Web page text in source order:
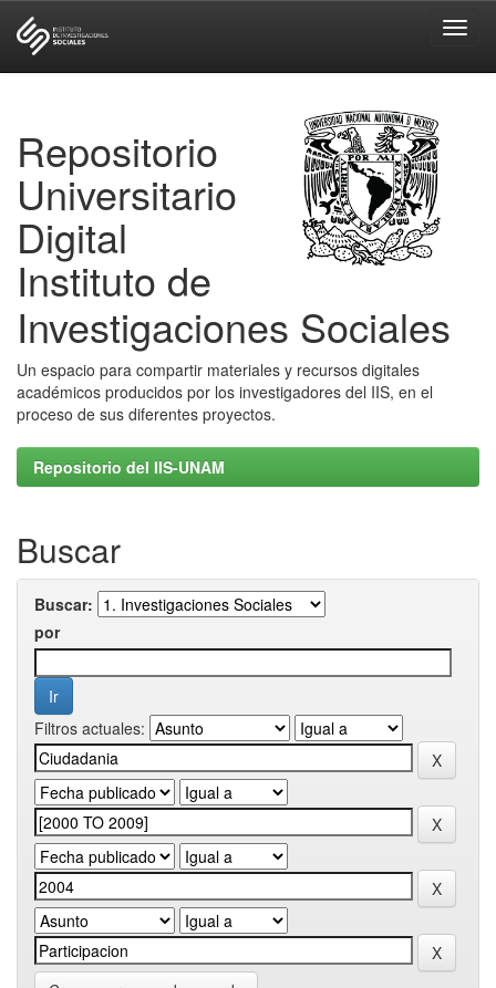
Repositorio
Universitario
Digital
Instituto de
Investigaciones Sociales
Un espacio para compartir materiales y recursos digitales
académicos producidos por los investigadores del IIS, en el
proceso de sus diferentes proyectos.
Repositorio del IIS-UNAM
Buscar
Buscar:
por
Filtros actuales: